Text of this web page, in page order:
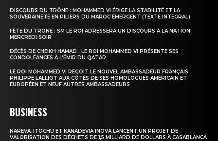
DISCOURS DU TRÔNE : MOHAMMED VI ÉRIGE LA STABILITÉ ET LA
SOUVERAINETÉ EN PILIERS DU MAROC ÉMERGENT (TEXTE INTÉGRAL)
FÊTE DU TRÔNE : SM LE ROI ADRESSERA UN DISCOURS À LA NATION
MERCREDI SOIR
DÉCÈS DE CHEIKH HAMAD : LE ROI MOHAMMED VI PRÉSENTE SES
CONDOLÉANCES À L’ÉMIR DU QATAR
LE ROI MOHAMMED VI REÇOIT LE NOUVEL AMBASSADEUR FRANÇAIS
PHILIPPE LALLIOT AUX CÔTÉS DE SES HOMOLOGUES AMÉRICAIN ET
EUROPÉEN ET NEUF AUTRES AMBASSADEURS
BUSINESS
NAREVA, ITOCHU ET KANADEVIA INOVA LANCENT UN PROJET DE
VALORISATION DES DÉCHETS DE 1,5 MILLIARD DE DOLLARS À CASABLANCA